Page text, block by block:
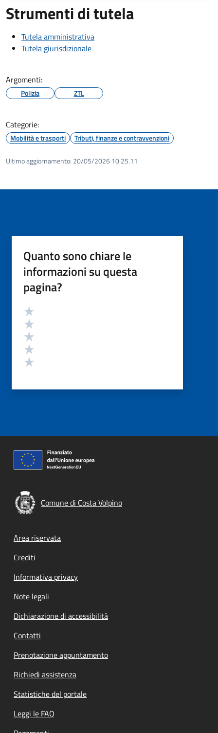
Strumenti di tutela
Tutela amministrativa
Tutela giurisdizionale
Argomenti:
Polizia ZTL
Categorie:
Mobilità e trasporti Tributi, finanze e contravvenzioni
Ultimo aggiornamento: 20/05/2026 10:25.11
Quanto sono chiare le
informazioni su questa
pagina?
Valutazione
Comune di Costa Volpino
Footer menu
Area riservata
Crediti
Informativa privacy
Note legali
Dichiarazione di accessibilità
Contatti
Prenotazione appuntamento
Richiedi assistenza
Statistiche del portale
Leggi le FAQ